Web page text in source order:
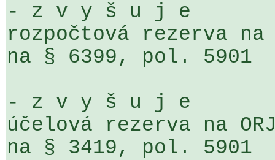
- z v y š u j e
rozpočtová rezerva na
na § 6399, pol. 5901
- z v y š u j e
účelová rezerva na
na § 3419, pol. 5901